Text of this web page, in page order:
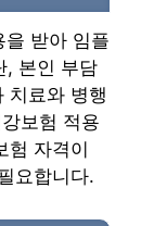
받아 임플
, 본인 부담
치료와 병행
보험 적용
험 자격이
요합니다.